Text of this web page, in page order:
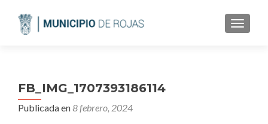
FB_IMG_1707393186114
Publicada en8 febrero, 2024